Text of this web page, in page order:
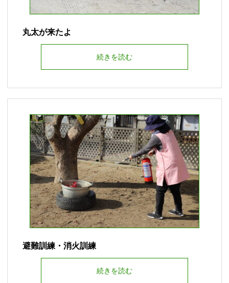
丸太が来たよ
続きを読む
避難訓練・消火訓練
続きを読む